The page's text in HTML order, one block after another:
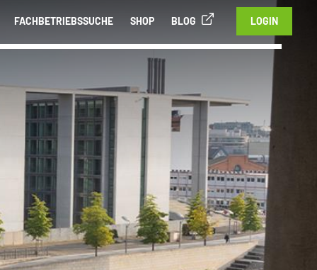
FACHBETRIEBSSUCHE SHOP BLOG LOGIN